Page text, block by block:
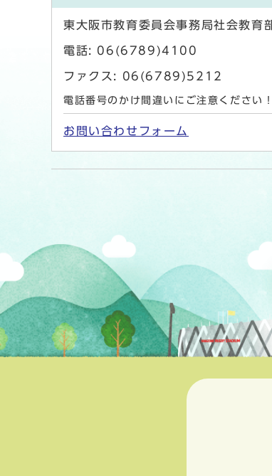
東大阪市教育委員会事務局社会教育
電話: 06(6789)4100
ファクス: 06(6789)5212
電話番号のかけ間違いにご注意ください！
お問い合わせフォーム